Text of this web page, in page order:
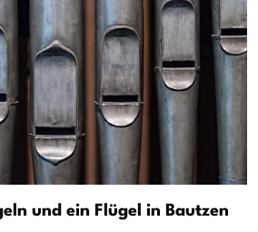
und ein Flügel in Bautzen